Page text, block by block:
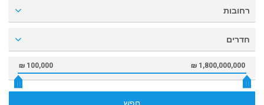
רחובות
חדרים
100,000 ₪ 1,800,000,000 ₪